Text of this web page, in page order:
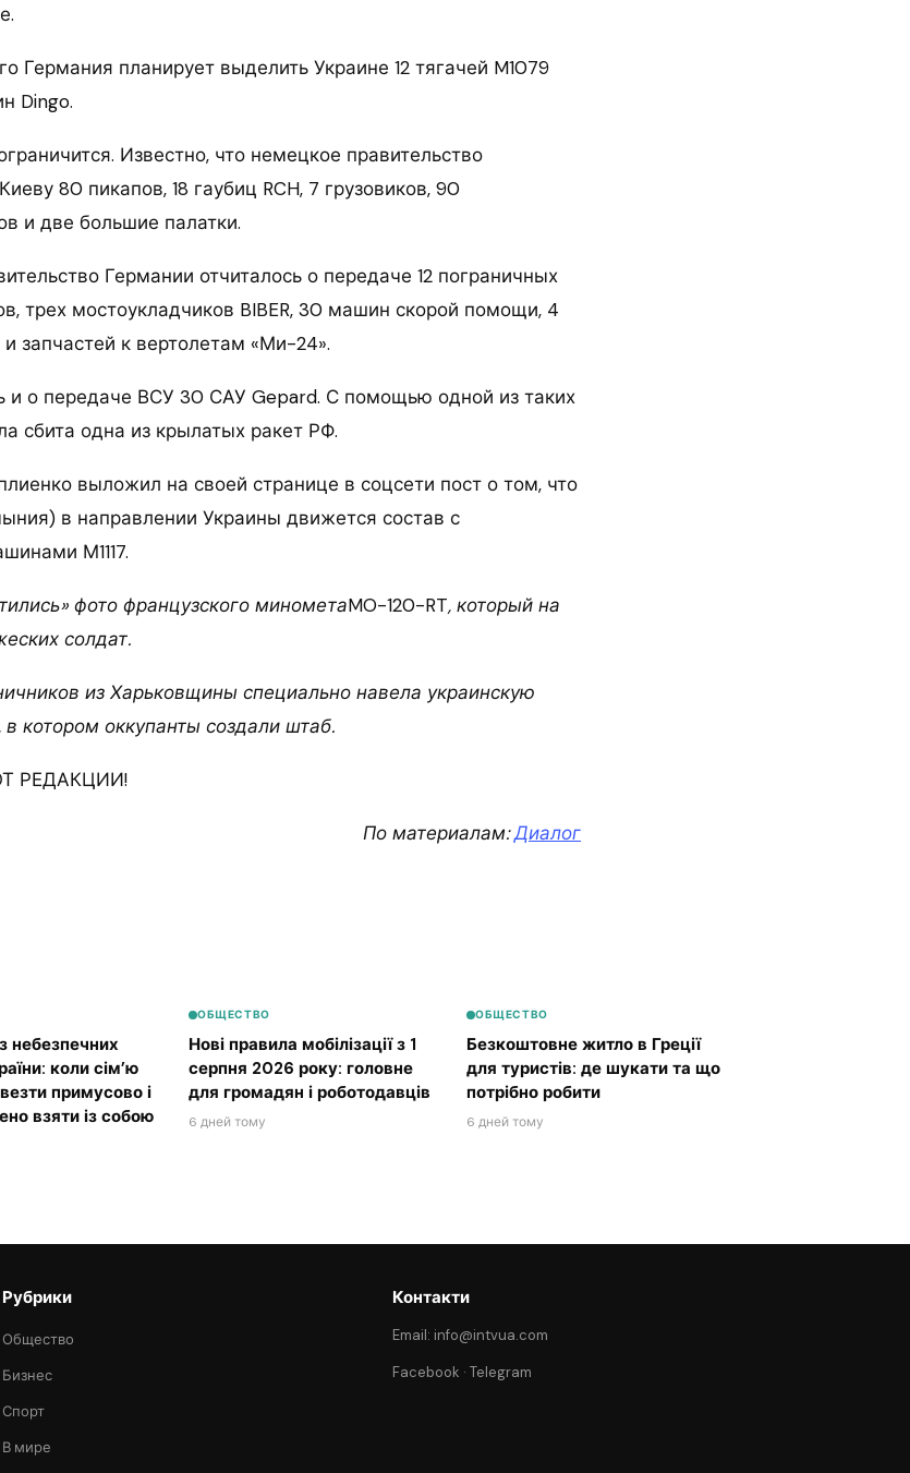
Германия планирует выделить Украине 12 тягачей M1079
Dingo.
Известно, что немецкое правительство
80 пикапов, 18 гаубиц RCH, 7 грузовиков, 90
и две большие палатки.
Германии отчиталось о передаче 12 пограничных
трех мостоукладчиков BIBER, 30 машин скорой помощи, 4
запчастей к вертолетам «Ми-24».
и о передаче ВСУ 30 САУ Gepard. С помощью одной из таких
сбита одна из крылатых ракет РФ.
выложил на своей странице в соцсети пост о том, что
в направлении Украины движется состав с
М1117.
фото французского минометаMO-120-RT, который на
солдат.
из Харьковщины специально навела украинскую
в котором оккупанты создали штаб.
РЕДАКЦИИ!
По материалам:Диалог
небезпечних
коли сім’ю
примусово і
взяти із собою
ОБЩЕСТВО
Нові правила мобілізації з 1
серпня 2026 року: головне
для громадян і роботодавців
6 дней тому
ОБЩЕСТВО
Безкоштовне житло в Греції
для туристів: де шукати та що
потрібно робити
6 дней тому
Рубрики
Общество
Бизнес
Спорт
В мире
Контакти
Email: info@intvua.com
Facebook ·Telegram